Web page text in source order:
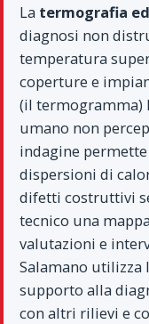
La termografia
diagnosi non
temperatura
coperture e
(il termogramma)
umano non
indagine
dispersioni di
difetti costruttivi
tecnico una
valutazioni e
Salamano
supporto alla
con altri rilievi e